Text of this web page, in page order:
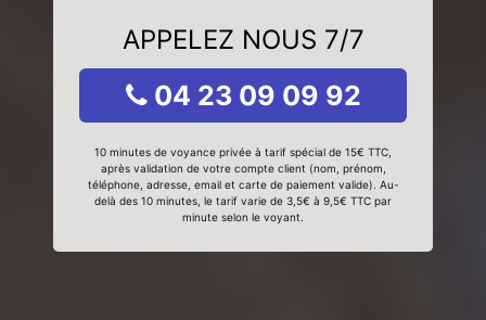
APPELEZ NOUS 7/7
04 23 09 09 92
10 minutes de voyance privée à tarif spécial de 15€ TTC,
après validation de votre compte client (nom, prénom,
téléphone, adresse, email et carte de paiement valide). Au-
delà des 10 minutes, le tarif varie de 3,5€ à 9,5€ TTC par
minute selon le voyant.